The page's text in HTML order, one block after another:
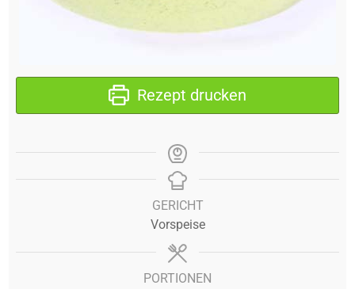
Rezept drucken
GERICHT
Vorspeise
PORTIONEN